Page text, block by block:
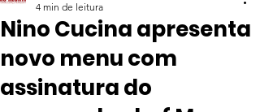
Nino Cucina apresenta
novo menu com
assinatura do
4 min de leitura